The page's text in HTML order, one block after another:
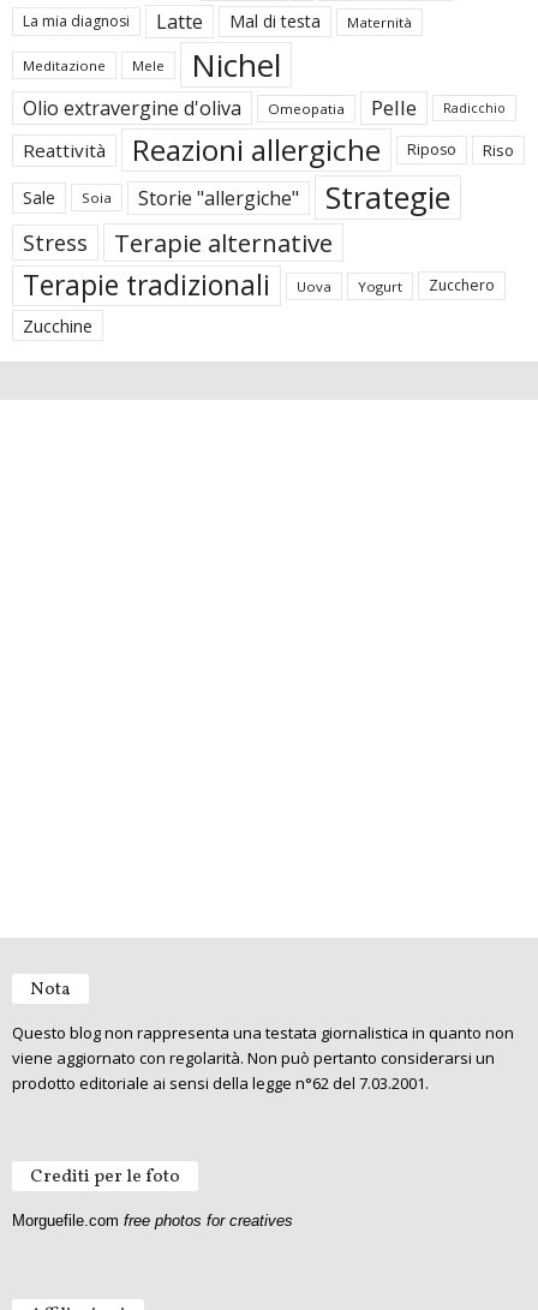
La mia diagnosi Latte Mal di testa Maternità
Meditazione Mele Nichel
Olio extravergine d'oliva Omeopatia Pelle Radicchio
Reattività Reazioni allergiche Riposo Riso
Sale Soia Storie "allergiche" Strategie
Stress Terapie alternative
Terapie tradizionali Uova Yogurt Zucchero
Zucchine
Nota
Questo blog non rappresenta una testata giornalistica in quanto non
viene aggiornato con regolarità. Non può pertanto considerarsi un
prodotto editoriale ai sensi della legge n°62 del 7.03.2001.
Crediti per le foto
Morguefile.com free photos for creatives